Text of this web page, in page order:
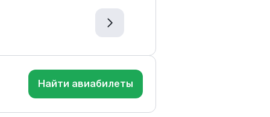
Найти авиабилеты